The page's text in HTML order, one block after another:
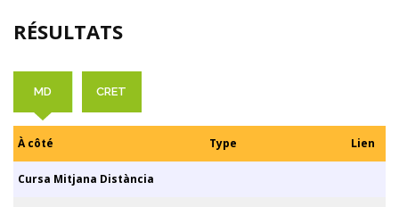
RÉSULTATS
MD CRET
À côté Type Lien
Cursa Mitjana Distància